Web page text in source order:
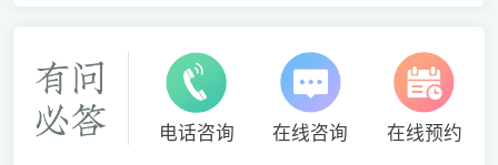
电话咨询 在线咨询 在线预约